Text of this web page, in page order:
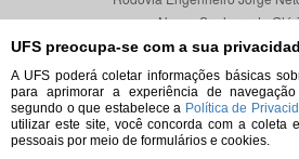
UFS preocupa-se com a sua
A UFS poderá coletar informações básicas
para aprimorar a experiência de
segundo o que estabelece a Política de
utilizar este site, você concorda com a coleta
pessoais por meio de formulários e cookies.
Nossa Senhora da
CEP 49680-000
Localização